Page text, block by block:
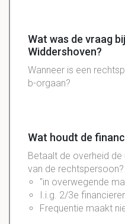
Wat was de vraag
Widdershoven?
Wanneer is een
b-orgaan?
Wat houdt de
Betaalt de overheid
van de rechtspersoon?
"in overwegende
I.i.g. 2/3e
Frequentie maakt